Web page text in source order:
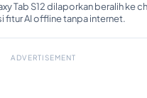
Tab S12 dilaporkan beralih ke
fitur AI offline tanpa internet.
ADVERTISEMENT